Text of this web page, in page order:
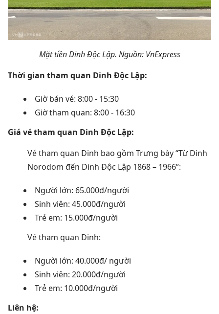
Mặt tiền Dinh Độc Lập. Nguồn: VnExpress
Thời gian tham quan Dinh Độc Lập:
Giờ bán vé: 8:00 - 15:30
Giờ tham quan: 8:00 - 16:30
Giá vé tham quan Dinh Độc Lập:
Vé tham quan Dinh bao gồm Trưng bày “Từ Dinh
Norodom đến Dinh Độc Lập 1868 – 1966”:
Người lớn: 65.000đ/người
Sinh viên: 45.000đ/người
Trẻ em: 15.000đ/người
Vé tham quan Dinh:
Người lớn: 40.000đ/ người
Sinh viên: 20.000đ/người
Trẻ em: 10.000đ/người
Liên hệ: